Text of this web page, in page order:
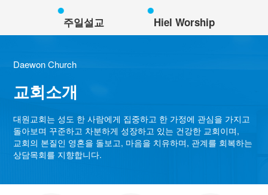
금광동-은행동
수정구
목현동
태전동
곤지암,광주
분당,도촌동
동판교,야탑
오시는 길
주일설교 Hiel Worship
Daewon Church
교회소개
대원교회는 성도 한 사람에게 집중하고 한 가정에 관심을 가지고
돌아보며 꾸준하고 차분하게 성장하고 있는 건강한 교회이며,
교회의 본질인 영혼을 돌보고, 마음을 치유하며, 관계를 회복하는
상담목회를 지향합니다.